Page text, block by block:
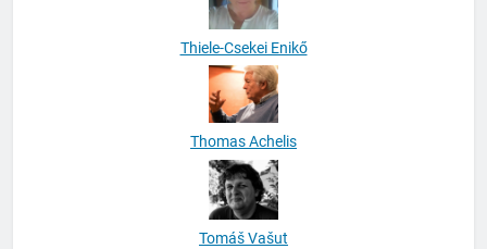
Thiele-Csekei Enikő
Thomas Achelis
Tomáš Vašut